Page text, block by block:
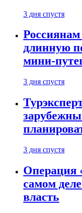
3 дня спустя
Россиянам
длинную
мини-
3 дня спустя
3 дня спустя
Операция
самом
власть